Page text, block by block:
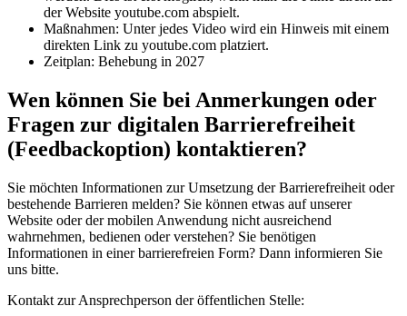
der Website youtube.com abspielt.
Maßnahmen: Unter jedes Video wird ein Hinweis mit einem
direkten Link zu youtube.com platziert.
Zeitplan: Behebung in 2027
Wen können Sie bei Anmerkungen oder
Fragen zur digitalen Barrierefreiheit
(Feedbackoption) kontaktieren?
Sie möchten Informationen zur Umsetzung der Barrierefreiheit oder
bestehende Barrieren melden? Sie können etwas auf unserer
Website oder der mobilen Anwendung nicht ausreichend
wahrnehmen, bedienen oder verstehen? Sie benötigen
Informationen in einer barrierefreien Form? Dann informieren Sie
uns bitte.
Kontakt zur Ansprechperson der öffentlichen Stelle: